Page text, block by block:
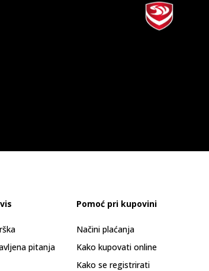
pitanja
Pomoć pri kupovini
Načini plaćanja
Kako kupovati online
Kako se registrirati